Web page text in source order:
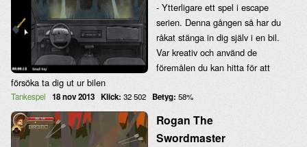
- Ytterligare ett spel i escape
serien. Denna gången så har du
råkat stänga in dig själv i en bil.
Var kreativ och använd de
föremålen du kan hitta för att
försöka ta dig ut ur bilen
Tankespel 18 nov 2013 Klick: 32 502 Betyg: 58%
Rogan The
Swordmaster